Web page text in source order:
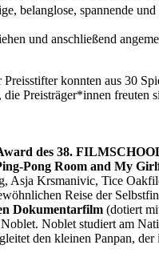
belanglose, spannende
und anschließend
konnten aus 30
Preisträger*innen freuten
des 38.
Pong Room and My
Asja Krsmanivic, Tice
Reise der
Dokumentarfilm (dotiert
Noblet studiert am
den kleinen Panpan,